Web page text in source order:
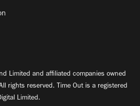
Limited and affiliated companies owned
rights reserved. Time Out is a registered
Limited.